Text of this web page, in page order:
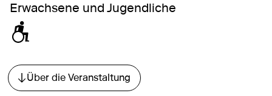
Erwachsene und Jugendliche
Über die Veranstaltung
Direkt zum Abschnitt springen.